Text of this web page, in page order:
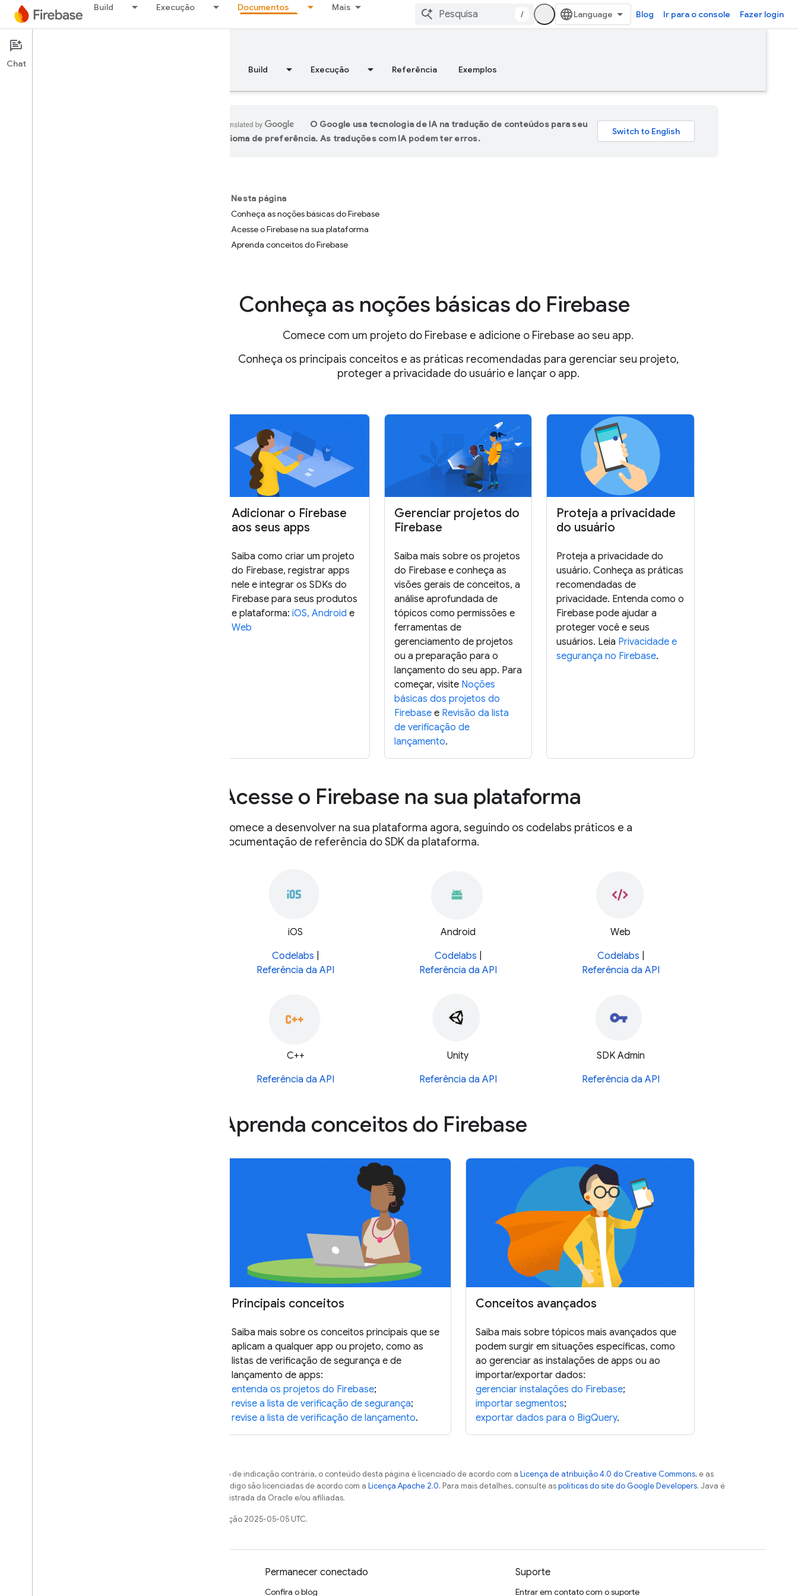
Build Execução Documentos Mais
/ Blog Ir para o console Fazer login
Documentation
Visão geral Build Execução Referência Exemplos
O Google usa tecnologia de IA na tradução de conteúdos para seu
idioma de preferência. As traduções com IA podem ter erros.
Nesta página
Conheça as noções básicas do Firebase
Acesse o Firebase na sua plataforma
Aprenda conceitos do Firebase
Conheça as noções básicas do Firebase
Comece com um projeto do Firebase e adicione o Firebase ao seu app.
Conheça os principais conceitos e as práticas recomendadas para gerenciar seu projeto,
proteger a privacidade do usuário e lançar o app.
Adicionar o Firebase
aos seus apps
Saiba como criar um projeto
do Firebase, registrar apps
nele e integrar os SDKs do
Firebase para seus produtos
e plataforma: iOS, Android e
Web
Gerenciar projetos do
Firebase
Saiba mais sobre os projetos
do Firebase e conheça as
visões gerais de conceitos, a
análise aprofundada de
tópicos como permissões e
ferramentas de
gerenciamento de projetos
ou a preparação para o
lançamento do seu app. Para
começar, visite Noções
básicas dos projetos do
Firebasee Revisão da lista
de verificação de
lançamento.
Proteja a privacidade
do usuário
Proteja a privacidade do
usuário. Conheça as práticas
recomendadas de
privacidade. Entenda como o
Firebase pode ajudar a
proteger você e seus
usuários. Leia Privacidade e
segurança no Firebase.
Acesse o Firebase na sua plataforma
Comece a desenvolver na sua plataforma agora, seguindo os codelabs práticos e a
documentação de referência do SDK da plataforma.
iOS
Codelabs
Referência da API
Android
Codelabs
Referência da API
Web
Codelabs
Referência da API
C++
Referência da API
Unity
Referência da API
SDK Admin
Referência da API
Aprenda conceitos do Firebase
Principais conceitos
Saiba mais sobre os conceitos principais que se
aplicam a qualquer app ou projeto, como as
listas de verificação de segurança e de
lançamento de apps:
entenda os projetos do Firebase;
revise a lista de verificação de segurança;
revise a lista de verificação de lançamento.
Conceitos avançados
Saiba mais sobre tópicos mais avançados que
podem surgir em situações específicas, como
ao gerenciar as instalações de apps ou ao
importar/exportar dados:
gerenciar instalações do Firebase;
importar segmentos;
exportar dados para o BigQuery.
Exceto em caso de indicação contrária, o conteúdo desta página é licenciado de acordo com a Licença de atribuição 4.0 do Creative Commons, e as
amostras de código são licenciadas de acordo com a Licença Apache 2.0. Para mais detalhes, consulte aspolíticas do site do Google Developers. Java é
uma marca registrada da Oracle e/ou afiliadas.
Última atualização 2025-05-05 UTC.
Permanecer conectado
Confira o blog
Suporte
Entrar em contato com o suporte
Chat